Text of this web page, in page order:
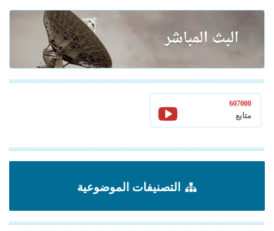
607000
متابع
التصنيفات الموضوعية